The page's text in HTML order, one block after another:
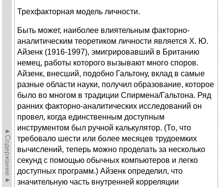
►Содержание►
Трехфакторная модель личности.
Быть может, наиболее влиятельным факторно-
аналитическим теоретиком личности является X. Ю.
Айзенк (1916-1997), эмигрировавший в Британию
немец, работы которого вызывают много споров.
Айзенк, внесший, подобно Гальтону, вклад в самые
разные области науки, получил образование, которое
было во многом в традиции Спирмена/Гальтона. Ряд
ранних факторно-аналитических исследований он
провел, когда единственным доступным
инструментом был ручной калькулятор. (То, что
требовало шести или более месяцев трудоемких
вычислений, теперь можно проделать за несколько
секунд с помощью обычных компьютеров и легко
доступных программ.) Айзенк определил, что
значительную часть внутренней корреляции